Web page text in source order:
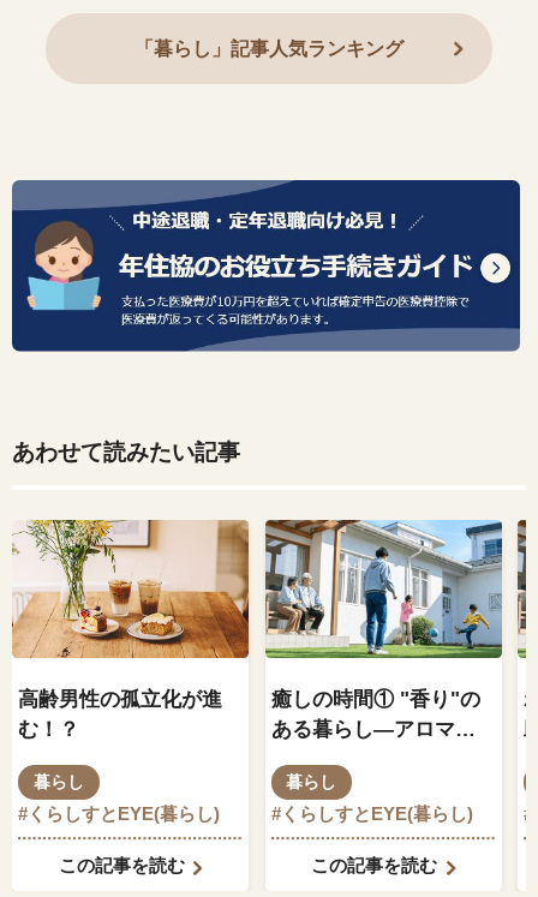
「暮らし」記事人気ランキング
あわせて読みたい記事
高齢男性の孤立化が進
む！？
暮らし
#くらしすとEYE(暮らし)
この記事を読む
癒しの時間① "香り"の
ある暮らし―アロマセ
ラピー
暮らし
#くらしすとEYE(暮らし)
この記事を読む
#